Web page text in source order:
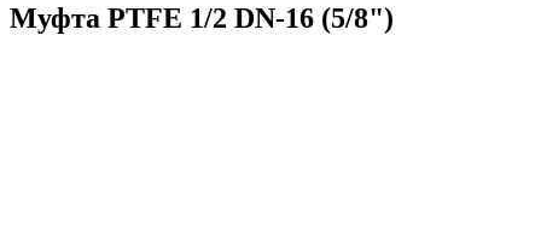
Муфта PTFE 1/2 DN-16 (5/8")